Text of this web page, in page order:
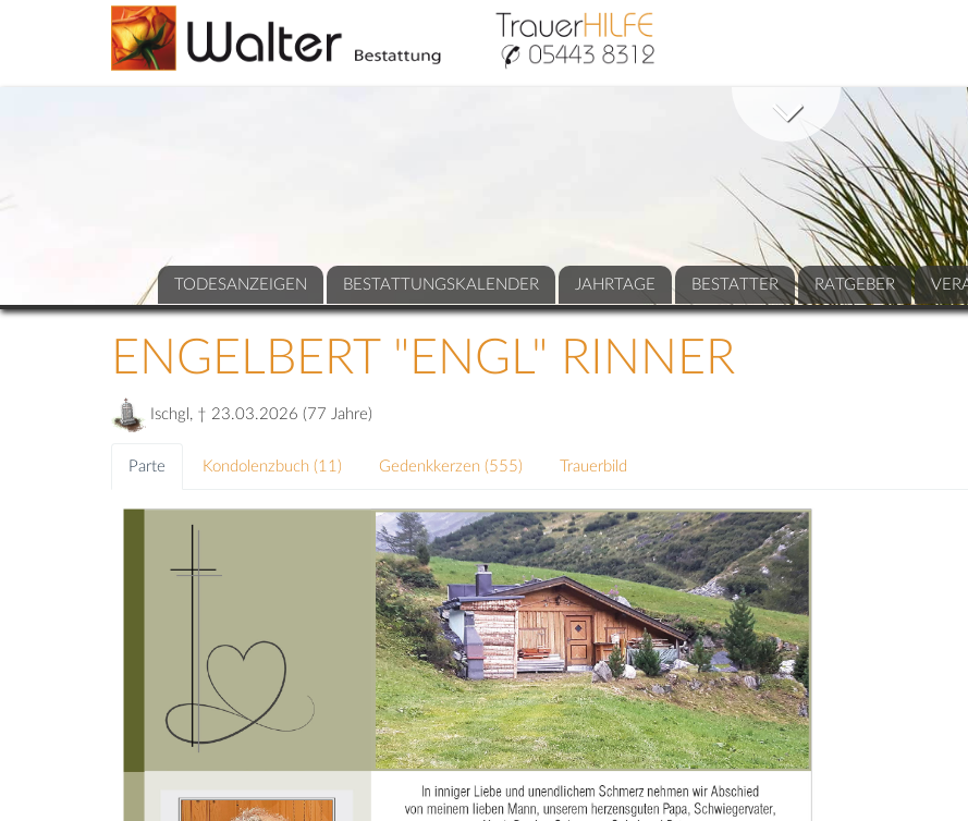
TODESANZEIGEN BESTATTUNGSKALENDER JAHRTAGE BESTATTER RATGEBER
ENGELBERT "ENGL" RINNER
Ischgl, † 23.03.2026 (77 Jahre)
Parte Kondolenzbuch (11) Gedenkkerzen (555)
Trauerbild